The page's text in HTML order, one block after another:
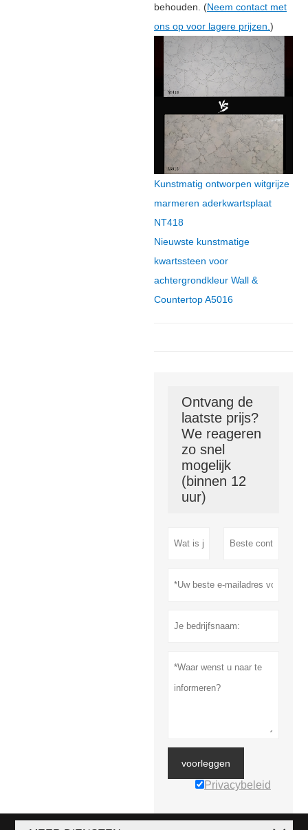
behouden. (Neem contact met
ons op voor lagere prijzen. )
Kunstmatig ontworpen witgrijze
marmeren aderkwartsplaat
NT418
Nieuwste kunstmatige
kwartssteen voor
achtergrondkleur Wall &
Countertop A5016
Ontvang de
laatste prijs?
We reageren
zo snel
mogelijk
(binnen 12
uur)
voorleggen
Privacybeleid